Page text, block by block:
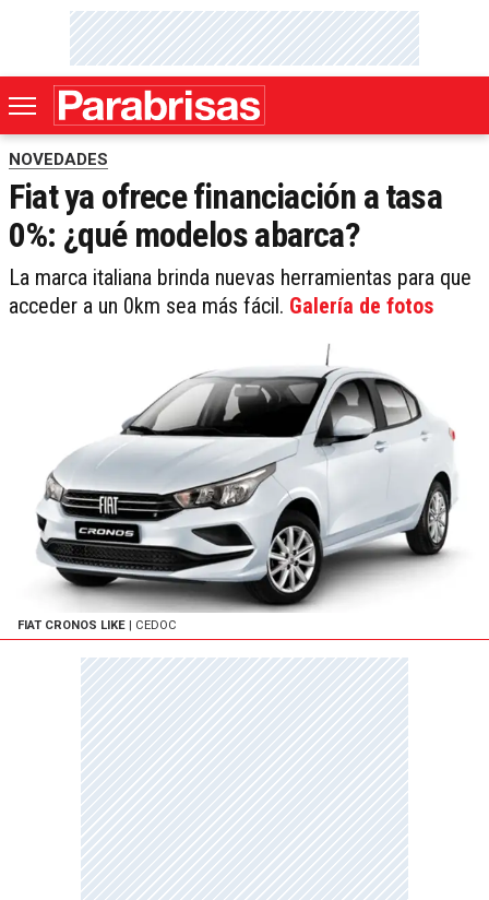
NOVEDADES
Fiat ya ofrece financiación a tasa
0%: ¿qué modelos abarca?
La marca italiana brinda nuevas herramientas para que
acceder a un 0km sea más fácil. Galería de fotos
FIAT CRONOS LIKE | CEDOC